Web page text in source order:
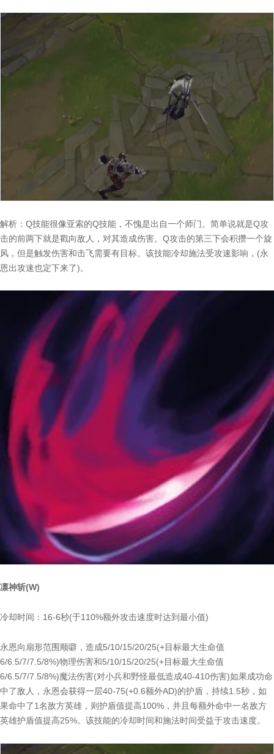
解析：Q技能很像亚索的Q技能，不愧是出自一个师门。简单说就是Q攻
击的前两下就是戳向敌人，对其造成伤害。Q攻击的第三下会积攒一个旋
风，但是触发伤害和击飞需要有目标。该技能冷却施法受攻速影响，(永
恩出攻速也定下来了)。
凛神斩(W)
冷却时间：16-6秒(于110%额外攻击速度时达到最小值)
永恩向扇形范围顺噼，造成5/10/15/20/25(+目标最大生命值
6/6.5/7/7.5/8%)物理伤害和5/10/15/20/25(+目标最大生命值
6/6.5/7/7.5/8%)魔法伤害(对小兵和野怪最低造成40-410伤害)如果成功命
中了敌人，永恩会获得一层40-75(+0.6额外AD)的护盾，持续1.5秒，如
果命中了1名敌方英雄，则护盾值提高100%，并且每额外命中一名敌方
英雄护盾值提高25%。该技能的冷却时间和施法时间受益于攻击速度。